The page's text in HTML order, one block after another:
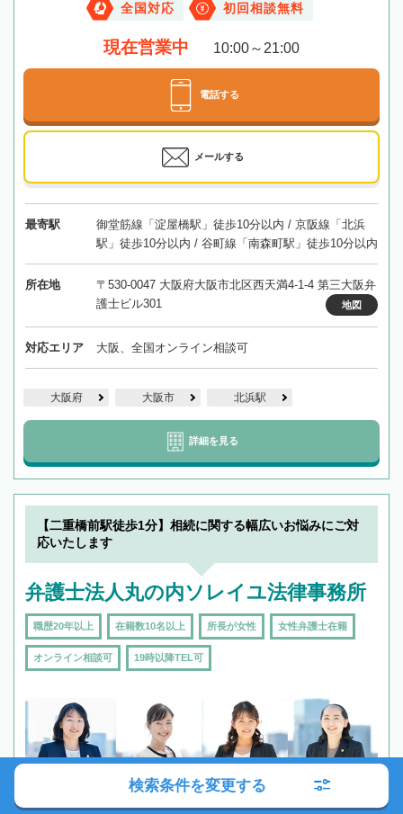
全国対応 初回相談無料
現在営業中 10:00～21:00
電話する
メールする
最寄駅
御堂筋線「淀屋橋駅」徒歩10分以内 / 京阪線「北浜
駅」徒歩10分以内 / 谷町線「南森町駅」徒歩10分以内
所在地
〒530-0047 大阪府大阪市北区西天満4-1-4 第三大阪弁
護士ビル301
地図
対応エリア 大阪、全国オンライン相談可
大阪府 大阪市 北浜駅
詳細を見る
【二重橋前駅徒歩1分】相続に関する幅広いお悩みにご対
応いたします
弁護士法人丸の内ソレイユ法律事務所
職歴20年以上 在籍数10名以上 所長が女性 女性弁護士在籍
オンライン相談可 19時以降TEL可
検索条件を変更する